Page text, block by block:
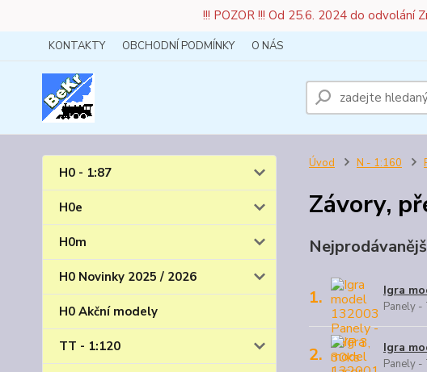
!!! POZOR !!! Od 25.6. 2024 do
KONTAKTY OBCHODNÍ PODMÍNKY O NÁS
H0 - 1:87
H0e
H0m
H0 Novinky 2025 / 2026
H0 Akční modely
TT - 1:120
Úvod N - 1:160
Závory,
1. Igra
Panely -
2. Igra
Panely -